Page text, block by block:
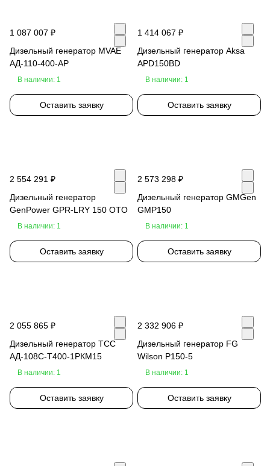
1 087 007 ₽
Дизельный генератор MVAE
АД-110-400-АР
В наличии: 1
Оставить заявку
1 414 067 ₽
Дизельный генератор Aksa
APD150BD
В наличии: 1
Оставить заявку
2 554 291 ₽
Дизельный генератор
GenPower GPR-LRY 150 OTO
В наличии: 1
Оставить заявку
2 573 298 ₽
Дизельный генератор GMGen
GMP150
В наличии: 1
Оставить заявку
2 055 865 ₽
Дизельный генератор ТСС
АД-108C-Т400-1РКМ15
В наличии: 1
Оставить заявку
2 332 906 ₽
Дизельный генератор FG
Wilson P150-5
В наличии: 1
Оставить заявку